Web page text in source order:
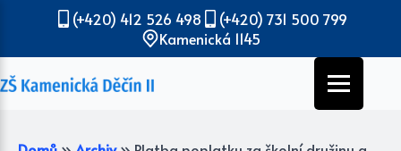
(+420) 412 526 498
(+420) 731 500 799
Kamenická 1145